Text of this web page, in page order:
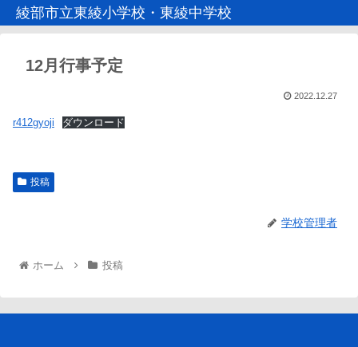
綾部市立東綾小学校・東綾中学校
12月行事予定
2022.12.27
r412gyoji ダウンロード
投稿
学校管理者
ホーム 投稿